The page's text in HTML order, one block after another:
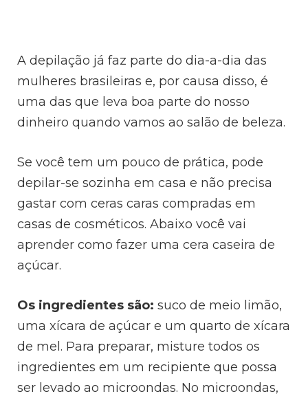
A depilação já faz parte do dia-a-dia das
mulheres brasileiras e, por causa disso, é
uma das que leva boa parte do nosso
dinheiro quando vamos ao salão de beleza.
Se você tem um pouco de prática, pode
depilar-se sozinha em casa e não precisa
gastar com ceras caras compradas em
casas de cosméticos. Abaixo você vai
aprender como fazer uma cera caseira de
açúcar.
Os ingredientes são: suco de meio limão,
uma xícara de açúcar e um quarto de xícara
de mel. Para preparar, misture todos os
ingredientes em um recipiente que possa
ser levado ao microondas. No microondas,